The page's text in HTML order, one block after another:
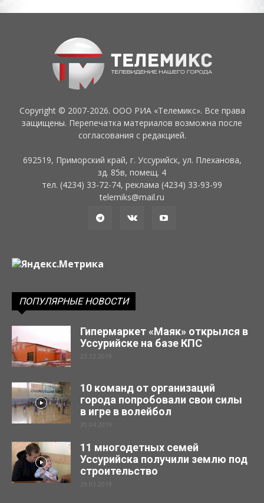
Copyright © 2007-2026. ООО РИА «Телемикс». Все права
защищены. Перепечатка материалов возможна после
согласования с редакцией.
692519, Приморский край, г. Уссурийск, ул. Плеханова,
зд. 85в, помещ. 4
тел. (4234) 33-72-74, реклама (4234) 33-93-99
telemiks@mail.ru
ПОПУЛЯРНЫЕ НОВОСТИ
Гипермаркет «Маяк» открылся в
Уссурийске на базе КПС
23.12.2019
10 команд от организаций
города попробовали свои силы
в игре в волейбол
30.04.2019
11 многодетных семей
Уссурийска получили землю под
строительство
29.03.2019